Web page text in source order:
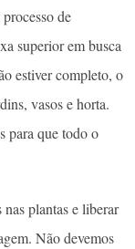
de
superior em busca
estiver completo, o
vasos e horta.
para que todo o
plantas e liberar
Não devemos